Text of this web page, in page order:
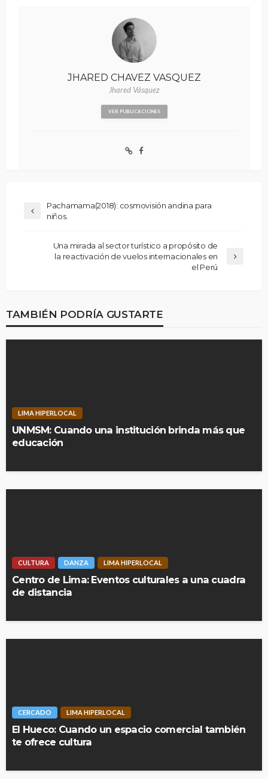
JHARED CHAVEZ VASQUEZ
Jhared Vásquez
VER PUBLICACIONES
Pachamama(2018): cosmovisión andina para
niños.
Una mirada al sector turístico a propósito de
la reactivación de vuelos internacionales en
el Perú
TAMBIÉN PODRÍA GUSTARTE
LIMA HIPERLOCAL
UNMSM: Cuando una institución brinda más que
educación
CULTURA DANZA LIMA HIPERLOCAL
Centro de Lima: Eventos culturales a una cuadra
de distancia
CERCADO LIMA HIPERLOCAL
El Hueco: Cuando un espacio comercial también
te ofrece cultura